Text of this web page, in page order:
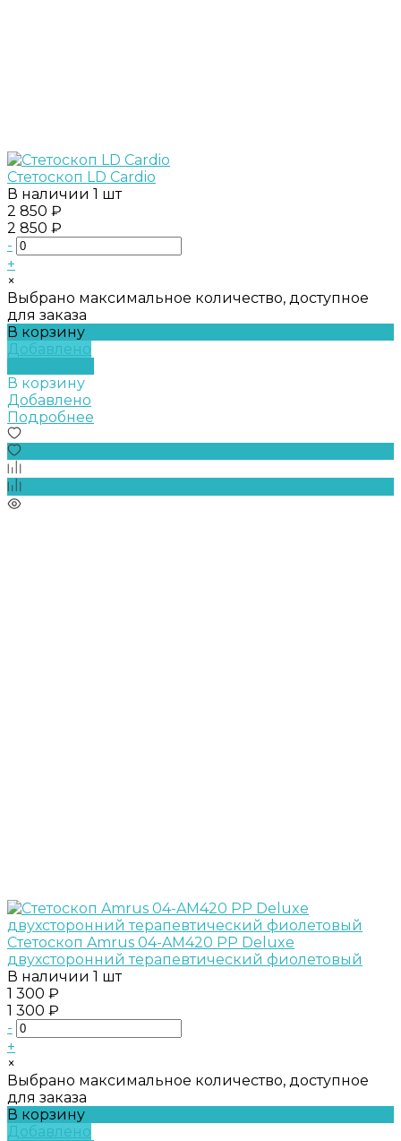
Стетоскоп LD Cardio
В наличии 1 шт
2 850 ₽
2 850 ₽
-
+
×
Выбрано максимальное количество, доступное
для заказа
В корзину
Добавлено
В корзину
Добавлено
Подробнее
Стетоскоп Amrus 04-AM420 PP Deluxe
двухсторонний терапевтический фиолетовый
В наличии 1 шт
1 300 ₽
1 300 ₽
-
+
×
Выбрано максимальное количество, доступное
для заказа
В корзину
Добавлено